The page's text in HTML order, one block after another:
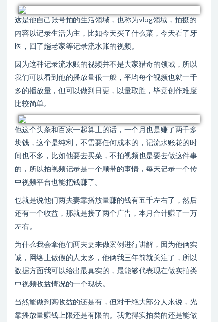
这是他自己账号拍的生活领域，也称为vlog领域，拍摄的
内容以记录生活为主，比如今天买了什么菜，今天看了牙
医，回了趟老家等记录流水账的视频。
因为这种记录流水账的视频并不是大家猎奇的领域，所以
我们可以看到他的播放量很一般，平均每个视频也就一千
多的播放量，但可以做到日更，以量取胜，毕竟创作难度
比较简单。
他这个头条和百家一起算上的话，一个月也是赚了两千多
块钱，这个是纯利，不需要任何成本的，记流水账花的时
间也不多，比如他要去买菜，不拍视频也是要去做这件事
的，所以拍视频记录是一个顺带的事情，每天记录一个传
中视频平台也能把钱赚了。
也就是说他们两夫妻靠播放量赚的钱有五千左右了，然后
还有一个收益，那就是接了两个广告，本月合计赚了一万
左右。
为什么我会拿他们两夫妻来做案例进行讲解，因为他俩实
诚，网络上做假的人太多，他俩我三年前就关注了，所以
数据方面我可以给出最真实的，最能够代表现在做实拍类
中视频收益情况的一个现状。
当然能做到高收益的还是有，但对于绝大部分人来说，光
靠播放量赚钱上限还是有限的。我觉得实拍类的还是能做